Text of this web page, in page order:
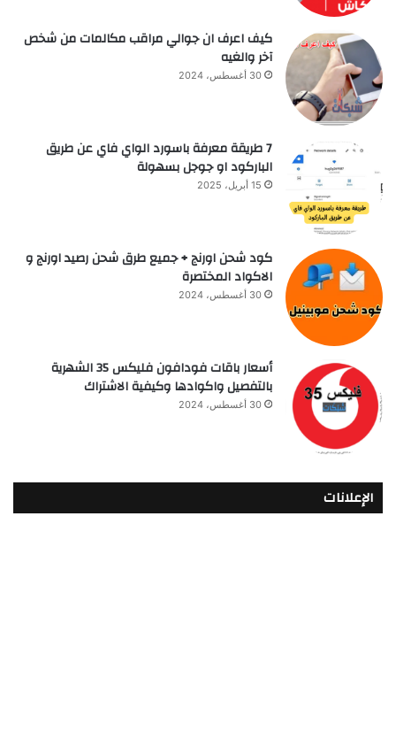
كيف اعرف ان جوالي مراقب مكالمات من شخص
آخر والغيه
30 أغسطس، 2024
7 طريقة معرفة باسورد الواي فاي عن طريق
الباركود او جوجل بسهولة
15 أبريل، 2025
كود شحن اورنج + جميع طرق شحن رصيد اورنج و
الاكواد المختصرة
30 أغسطس، 2024
أسعار باقات فودافون فلیکس 35 الشهرية
بالتفصيل واكوادها وكيفية الاشتراك
30 أغسطس، 2024
الإعلانات